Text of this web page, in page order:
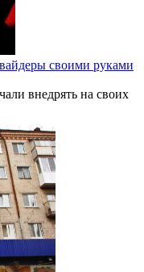
своими руками
внедрять на своих